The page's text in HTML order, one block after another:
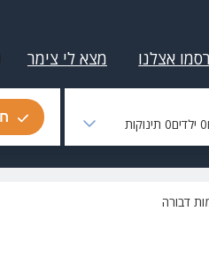
אצלנו מצא לי צימר
0ילדים0תינוקות
דבורה